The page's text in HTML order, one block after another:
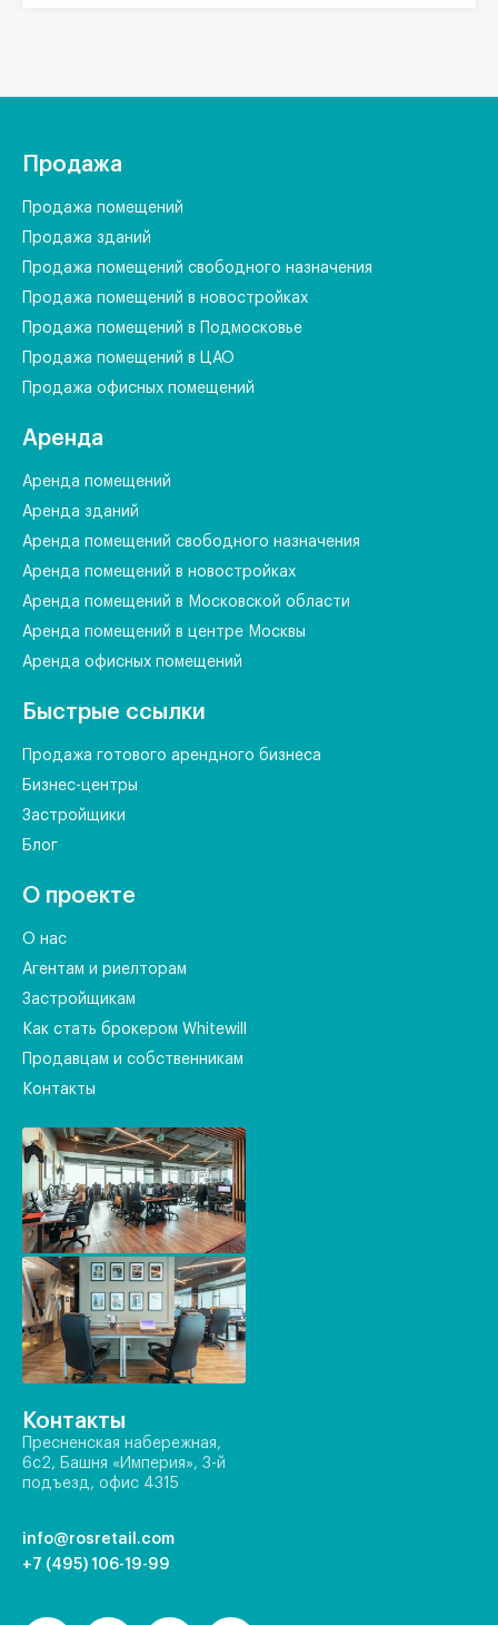
Продажа
Продажа помещений
Продажа зданий
Продажа помещений свободного назначения
Продажа помещений в новостройках
Продажа помещений в Подмосковье
Продажа помещений в ЦАО
Продажа офисных помещений
Аренда
Аренда помещений
Аренда зданий
Аренда помещений свободного назначения
Аренда помещений в новостройках
Аренда помещений в Московской области
Аренда помещений в центре Москвы
Аренда офисных помещений
Быстрые ссылки
Продажа готового арендного бизнеса
Бизнес-центры
Застройщики
Блог
О проекте
О нас
Агентам и риелторам
Застройщикам
Как стать брокером Whitewill
Продавцам и собственникам
Контакты
Контакты
Пресненская набережная,
6с2, Башня «Империя», 3-й
подъезд, офис 4315
info@rosretail.com
+7 (495) 106-19-99